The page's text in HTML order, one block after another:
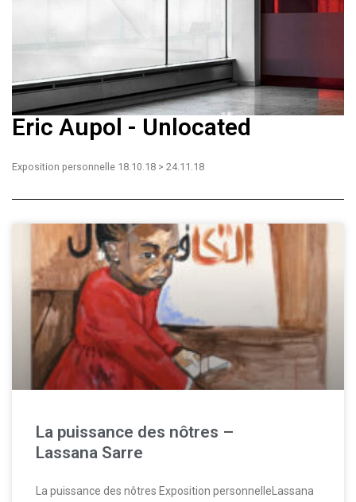
Eric Aupol - Unlocated
Exposition personnelle 18.10.18 > 24.11.18
La puissance des nôtres –
Lassana Sarre
La puissance des nôtres Exposition personnelleLassana